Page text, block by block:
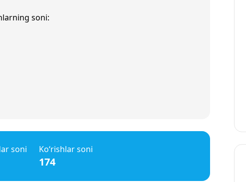
soni:
soni Ko‘rishlar soni
174